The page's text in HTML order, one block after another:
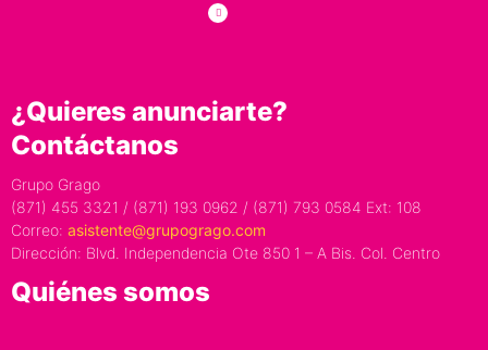
¿Quieres anunciarte?
Contáctanos
Grupo Grago
(871) 455 3321 / (871) 193 0962 / (871) 793 0584 Ext: 108
Correo: asistente@grupogrago.com
Dirección: Blvd. Independencia Ote 850 1 – A Bis. Col. Centro
Quiénes somos